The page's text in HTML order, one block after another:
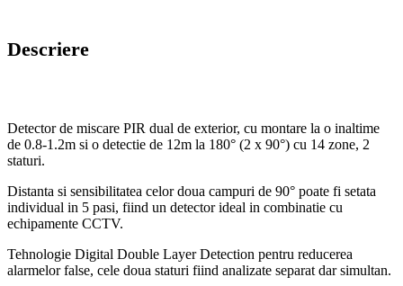
Descriere
Detector de miscare PIR dual de exterior, cu montare la o inaltime
de 0.8-1.2m si o detectie de 12m la 180° (2 x 90°) cu 14 zone, 2
staturi.
Distanta si sensibilitatea celor doua campuri de 90° poate fi setata
individual in 5 pasi, fiind un detector ideal in combinatie cu
echipamente CCTV.
Tehnologie Digital Double Layer Detection pentru reducerea
alarmelor false, cele doua staturi fiind analizate separat dar simultan.